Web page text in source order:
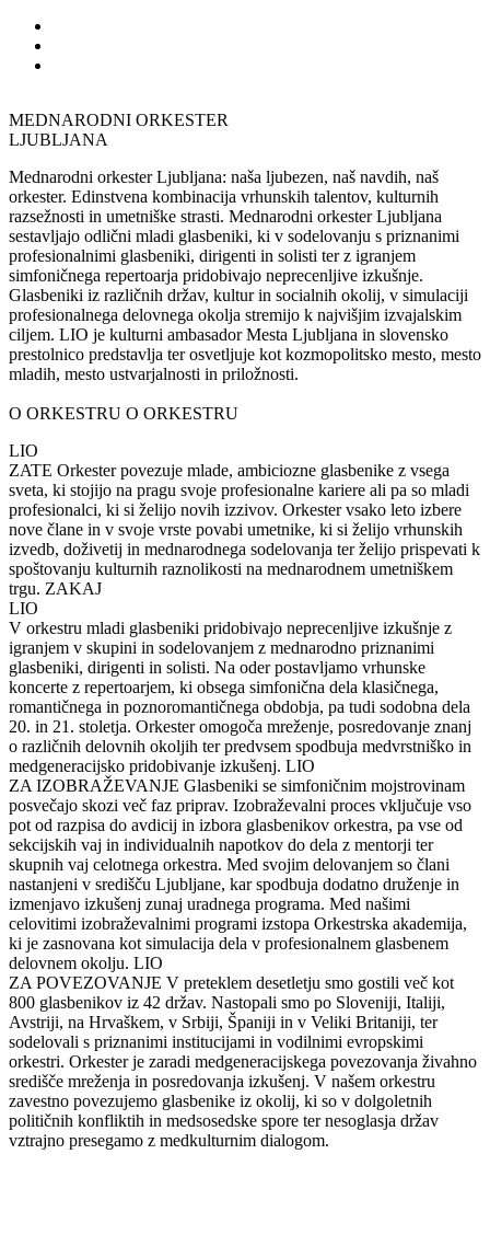
MEDNARODNI ORKESTER
LJUBLJANA
Mednarodni orkester Ljubljana: naša ljubezen, naš navdih, naš
orkester. Edinstvena kombinacija vrhunskih talentov, kulturnih
razsežnosti in umetniške strasti. Mednarodni orkester Ljubljana
sestavljajo odlični mladi glasbeniki, ki v sodelovanju s priznanimi
profesionalnimi glasbeniki, dirigenti in solisti ter z igranjem
simfoničnega repertoarja pridobivajo neprecenljive izkušnje.
Glasbeniki iz različnih držav, kultur in socialnih okolij, v simulaciji
profesionalnega delovnega okolja stremijo k najvišjim izvajalskim
ciljem. LIO je kulturni ambasador Mesta Ljubljana in slovensko
prestolnico predstavlja ter osvetljuje kot kozmopolitsko mesto, mesto
mladih, mesto ustvarjalnosti in priložnosti.
O ORKESTRU O ORKESTRU
LIO
ZATE Orkester povezuje mlade, ambiciozne glasbenike z vsega
sveta, ki stojijo na pragu svoje profesionalne kariere ali pa so mladi
profesionalci, ki si želijo novih izzivov. Orkester vsako leto izbere
nove člane in v svoje vrste povabi umetnike, ki si želijo vrhunskih
izvedb, doživetij in mednarodnega sodelovanja ter želijo prispevati k
spoštovanju kulturnih raznolikosti na mednarodnem umetniškem
trgu. ZAKAJ
LIO
V orkestru mladi glasbeniki pridobivajo neprecenljive izkušnje z
igranjem v skupini in sodelovanjem z mednarodno priznanimi
glasbeniki, dirigenti in solisti. Na oder postavljamo vrhunske
koncerte z repertoarjem, ki obsega simfonična dela klasičnega,
romantičnega in poznoromantičnega obdobja, pa tudi sodobna dela
20. in 21. stoletja. Orkester omogoča mreženje, posredovanje znanj
o različnih delovnih okoljih ter predvsem spodbuja medvrstniško in
medgeneracijsko pridobivanje izkušenj. LIO
ZA IZOBRAŽEVANJE Glasbeniki se simfoničnim mojstrovinam
posvečajo skozi več faz priprav. Izobraževalni proces vključuje vso
pot od razpisa do avdicij in izbora glasbenikov orkestra, pa vse od
sekcijskih vaj in individualnih napotkov do dela z mentorji ter
skupnih vaj celotnega orkestra. Med svojim delovanjem so člani
nastanjeni v središču Ljubljane, kar spodbuja dodatno druženje in
izmenjavo izkušenj zunaj uradnega programa. Med našimi
celovitimi izobraževalnimi programi izstopa Orkestrska akademija,
ki je zasnovana kot simulacija dela v profesionalnem glasbenem
delovnem okolju. LIO
ZA POVEZOVANJE V preteklem desetletju smo gostili več kot
800 glasbenikov iz 42 držav. Nastopali smo po Sloveniji, Italiji,
Avstriji, na Hrvaškem, v Srbiji, Španiji in v Veliki Britaniji, ter
sodelovali s priznanimi institucijami in vodilnimi evropskimi
orkestri. Orkester je zaradi medgeneracijskega povezovanja živahno
središče mreženja in posredovanja izkušenj. V našem orkestru
zavestno povezujemo glasbenike iz okolij, ki so v dolgoletnih
političnih konfliktih in medsosedske spore ter nesoglasja držav
vztrajno presegamo z medkulturnim dialogom.